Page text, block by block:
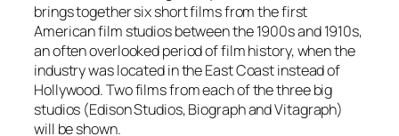
brings together six short films from the first
American film studios between the 1900s and 1910s,
an often overlooked period of film history, when the
industry was located in the East Coast instead of
Hollywood. Two films from each of the three big
studios (Edison Studios, Biograph and Vitagraph)
will be shown.